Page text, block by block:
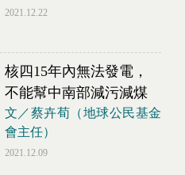
2021.12.22
核四15年內無法發電，
不能幫中南部減污減煤
文／蔡卉荀（地球公民基金
會主任）
2021.12.09